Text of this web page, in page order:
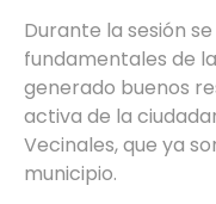
Durante la sesión
fundamentales de
generado buenos
activa de la
Vecinales, que ya
municipio.